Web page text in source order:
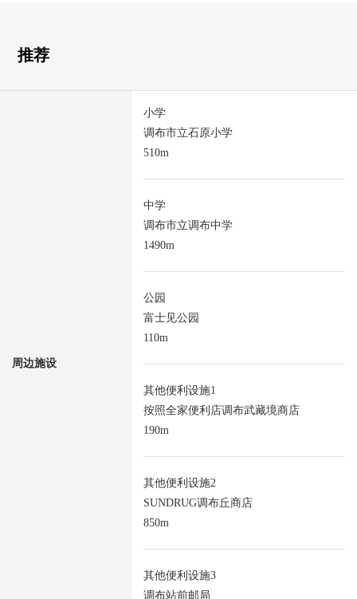
推荐
周边施设
小学
调布市立石原小学
510m
中学
调布市立调布中学
1490m
公园
富士见公园
110m
其他便利设施1
按照全家便利店调布武藏境商店
190m
其他便利设施2
SUNDRUG调布丘商店
850m
其他便利设施3
调布站前邮局